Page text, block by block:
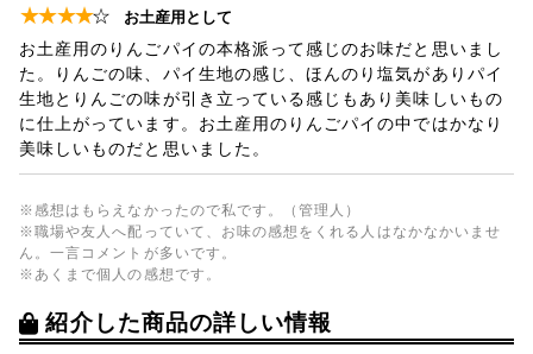
★★★★☆ お土産用として
お土産用のりんごパイの本格派って感じのお味だと思いまし
た。りんごの味、パイ生地の感じ、ほんのり塩気がありパイ
生地とりんごの味が引き立っている感じもあり美味しいもの
に仕上がっています。お土産用のりんごパイの中ではかなり
美味しいものだと思いました。
※感想はもらえなかったので私です。（管理人）
※職場や友人へ配っていて、お味の感想をくれる人はなかなかいませ
ん。一言コメントが多いです。
※あくまで個人の感想です。
紹介した商品の詳しい情報